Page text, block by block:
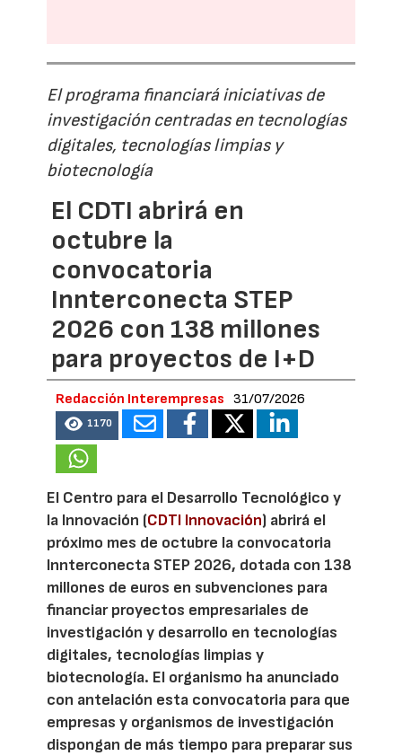
El programa financiará iniciativas de
investigación centradas en tecnologías
digitales, tecnologías limpias y
biotecnología
El CDTI abrirá en
octubre la
convocatoria
Innterconecta STEP
2026 con 138 millones
para proyectos de I+D
Redacción Interempresas 31/07/2026
1170
El Centro para el Desarrollo Tecnológico y
la Innovación (CDTI Innovación) abrirá el
próximo mes de octubre la convocatoria
Innterconecta STEP 2026, dotada con 138
millones de euros en subvenciones para
financiar proyectos empresariales de
investigación y desarrollo en tecnologías
digitales, tecnologías limpias y
biotecnología. El organismo ha anunciado
con antelación esta convocatoria para que
empresas y organismos de investigación
dispongan de más tiempo para preparar sus